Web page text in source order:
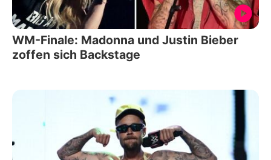
WM-Finale: Madonna und Justin Bieber
zoffen sich Backstage